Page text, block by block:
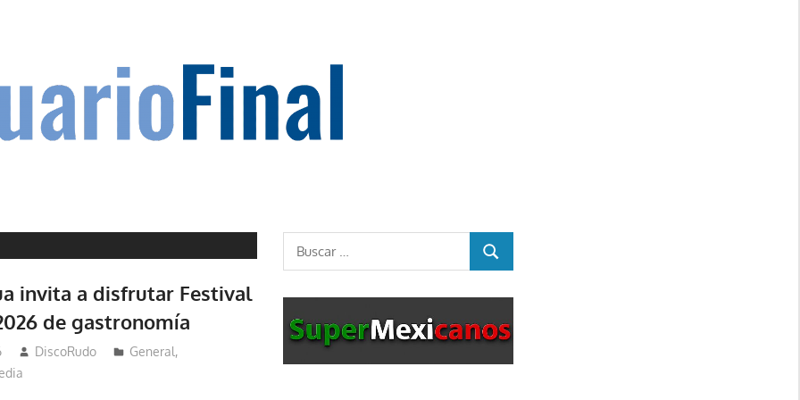
invita a disfrutar Festival
de gastronomía
DiscoRudo General,
Buscar:
BUSCAR